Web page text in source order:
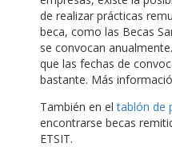
de realizar prácticas
beca, como las Becas
se convocan
que las fechas de
bastante. Más
También en eltablón de
encontrarse becas
ETSIT.